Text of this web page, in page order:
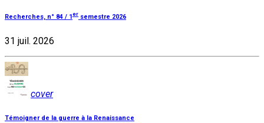
Recherches, n° 84 / 1 er semestre 2026
31 juil. 2026
cover
Témoigner de la guerre à la Renaissance